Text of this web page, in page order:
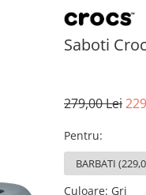
Saboti
279,00 Lei
Pentru:
Culoare: Gri